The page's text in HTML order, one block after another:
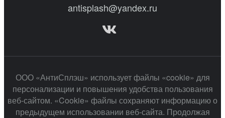
antisplash@yandex.ru
ООО «АнтиСплэш» использует файлы «cookie» для
персонализации и повышения удобства пользования
веб-сайтом. «Cookie» файлы сохраняют информацию о
предыдущем использовании веб-сайта. Продолжая